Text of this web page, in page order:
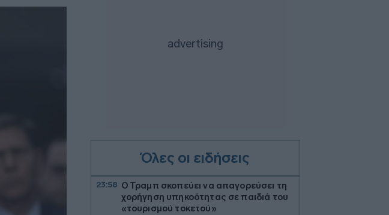
Όλες οι ειδήσεις
23:58 Ο Τραμπ σκοπεύει να απαγορεύσει τη
χορήγηση υπηκοότητας σε παιδιά του
«τουρισμού τοκετού»